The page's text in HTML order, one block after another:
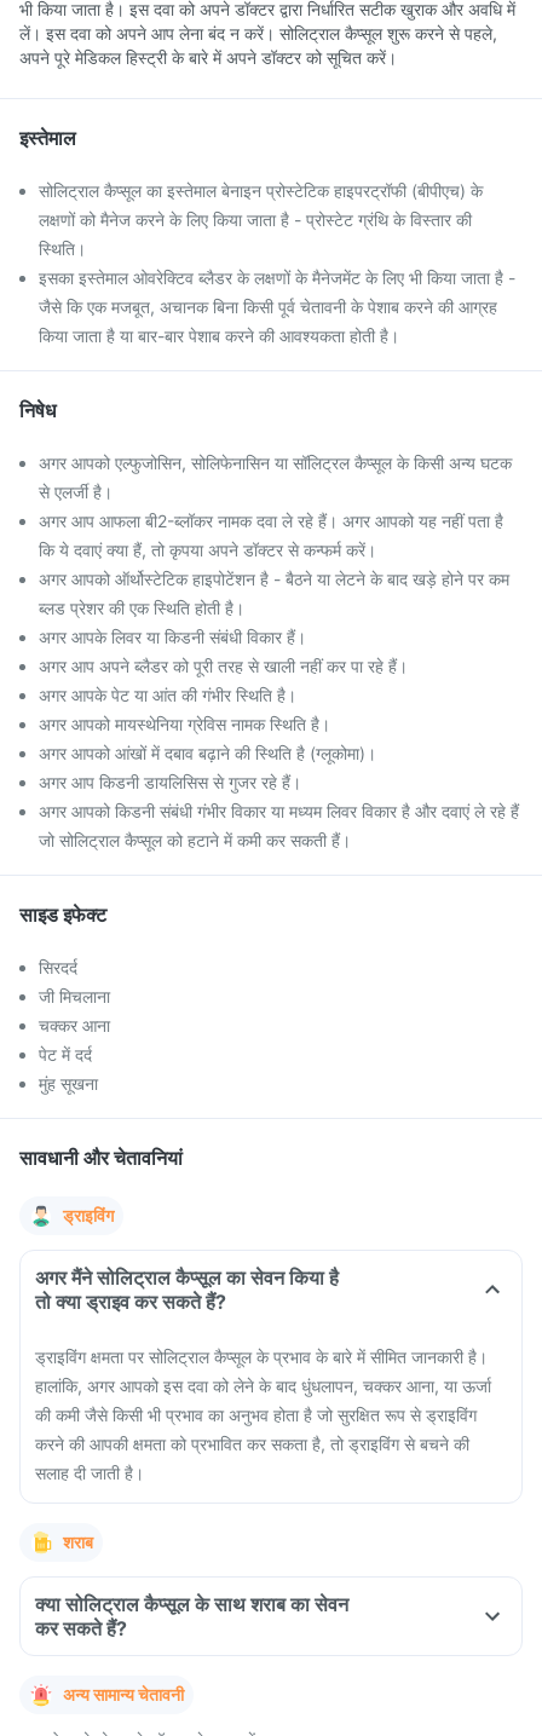
भी किया जाता है। इस दवा को अपने डॉक्टर द्वारा निर्धारित सटीक खुराक और अवधि में
लें। इस दवा को अपने आप लेना बंद न करें। सोलिट्राल कैप्सूल शुरू करने से पहले,
अपने पूरे मेडिकल हिस्ट्री के बारे में अपने डॉक्टर को सूचित करें।
इस्तेमाल
सोलिट्राल कैप्सूल का इस्तेमाल बेनाइन प्रोस्टेटिक हाइपरट्रॉफी (बीपीएच) के
लक्षणों को मैनेज करने के लिए किया जाता है - प्रोस्टेट ग्रंथि के विस्तार की
स्थिति।
इसका इस्तेमाल ओवरेक्टिव ब्लैडर के लक्षणों के मैनेजमेंट के लिए भी किया जाता है -
जैसे कि एक मजबूत, अचानक बिना किसी पूर्व चेतावनी के पेशाब करने की आग्रह
किया जाता है या बार-बार पेशाब करने की आवश्यकता होती है।
निषेध
अगर आपको एल्फुजोसिन, सोलिफेनासिन या सॉलिट्रल कैप्सूल के किसी अन्य घटक
से एलर्जी है।
अगर आप आफला बी2-ब्लॉकर नामक दवा ले रहे हैं। अगर आपको यह नहीं पता है
कि ये दवाएं क्या हैं, तो कृपया अपने डॉक्टर से कन्फर्म करें।
अगर आपको ऑर्थोस्टेटिक हाइपोटेंशन है - बैठने या लेटने के बाद खड़े होने पर कम
ब्लड प्रेशर की एक स्थिति होती है।
अगर आपके लिवर या किडनी संबंधी विकार हैं।
अगर आप अपने ब्लैडर को पूरी तरह से खाली नहीं कर पा रहे हैं।
अगर आपके पेट या आंत की गंभीर स्थिति है।
अगर आपको मायस्थेनिया ग्रेविस नामक स्थिति है।
अगर आपको आंखों में दबाव बढ़ाने की स्थिति है (ग्लूकोमा)।
अगर आप किडनी डायलिसिस से गुजर रहे हैं।
अगर आपको किडनी संबंधी गंभीर विकार या मध्यम लिवर विकार है और दवाएं ले रहे हैं
जो सोलिट्राल कैप्सूल को हटाने में कमी कर सकती हैं।
साइड इफेक्ट
सिरदर्द
जी मिचलाना
चक्कर आना
पेट में दर्द
मुंह सूखना
सावधानी और चेतावनियां
ड्राइविंग
अगर मैंने सोलिट्राल कैप्सूल का सेवन किया है
तो क्या ड्राइव कर सकते हैं?
ड्राइविंग क्षमता पर सोलिट्राल कैप्सूल के प्रभाव के बारे में सीमित जानकारी है।
हालांकि, अगर आपको इस दवा को लेने के बाद धुंधलापन, चक्कर आना, या ऊर्जा
की कमी जैसे किसी भी प्रभाव का अनुभव होता है जो सुरक्षित रूप से ड्राइविंग
करने की आपकी क्षमता को प्रभावित कर सकता है, तो ड्राइविंग से बचने की
सलाह दी जाती है।
शराब
क्या सोलिट्राल कैप्सूल के साथ शराब का सेवन
कर सकते हैं?
अन्य सामान्य चेतावनी